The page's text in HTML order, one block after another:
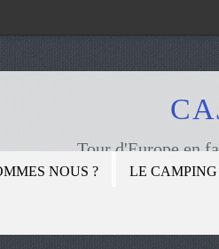
Tour d'Europe en
NOUS ? LE CAMPING